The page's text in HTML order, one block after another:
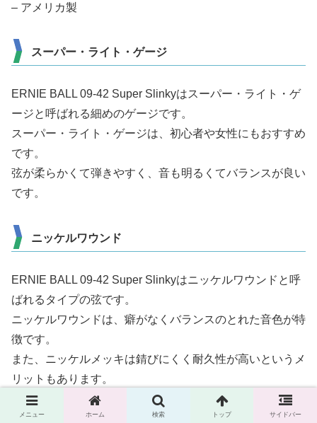
– アメリカ製
スーパー・ライト・ゲージ
ERNIE BALL 09-42 Super Slinkyはスーパー・ライト・ゲ
ージと呼ばれる細めのゲージです。
スーパー・ライト・ゲージは、初心者や女性にもおすすめ
です。
弦が柔らかくて弾きやすく、音も明るくてバランスが良い
です。
ニッケルワウンド
ERNIE BALL 09-42 Super Slinkyはニッケルワウンドと呼
ばれるタイプの弦です。
ニッケルワウンドは、癖がなくバランスのとれた音色が特
徴です。
また、ニッケルメッキは錆びにくく耐久性が高いというメ
リットもあります。
ニッケルワウンドは最も一般的で汎用性の高いタイプの弦
で、ジャンルを問わず使えます。
メニュー ホーム 検索 トップ サイドバー